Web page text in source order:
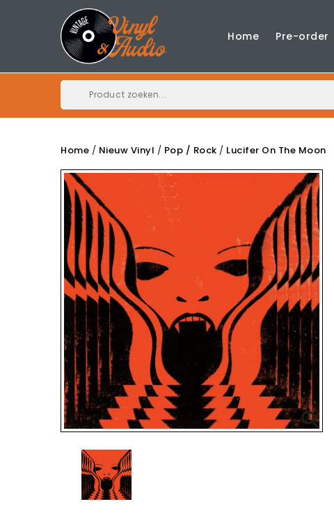
Home Pre-order
Home Nieuw Vinyl Pop / Rock Lucifer On The Moon
